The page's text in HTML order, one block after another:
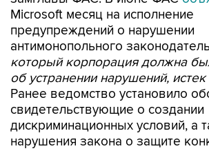
Microsoft месяц на исполнение
предупреждений о нарушении
антимонопольного
который корпорация должна
об устранении нарушений,
Ранее ведомство установило
свидетельствующие о создании
дискриминационных условий, а
нарушения закона о защите